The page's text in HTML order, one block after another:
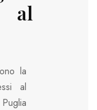
al
la
al